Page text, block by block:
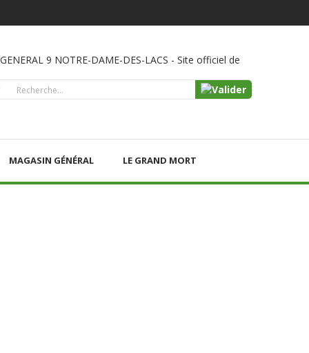
9 NOTRE-DAME-DES-LACS - Site officiel de
MAGASIN GÉNÉRAL LE GRAND MORT